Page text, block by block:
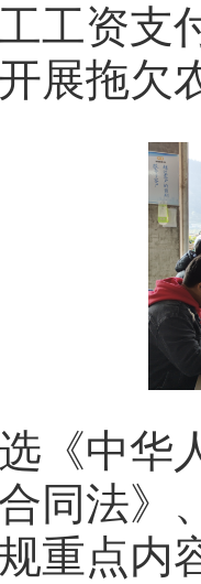
工资支
展拖欠
中华人
同法》
重点内